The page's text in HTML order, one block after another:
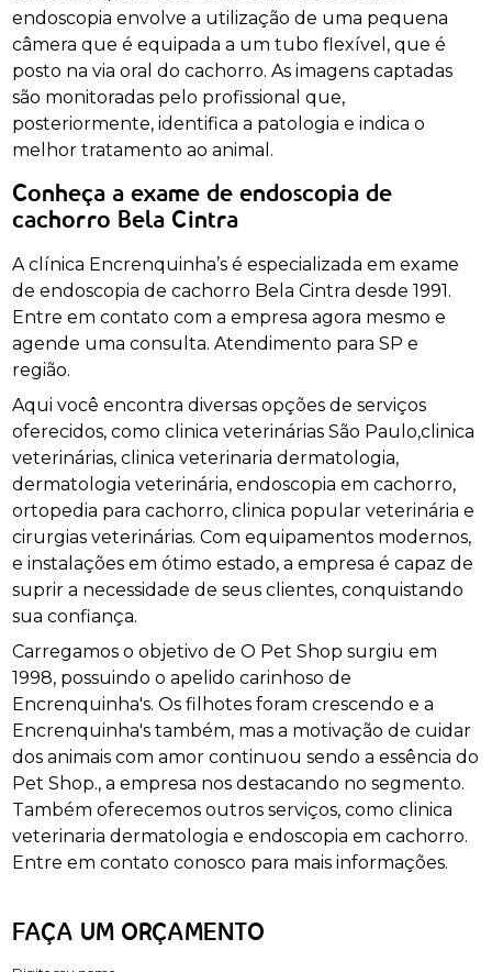
endoscopia envolve a utilização de uma pequena
câmera que é equipada a um tubo flexível, que é
posto na via oral do cachorro. As imagens captadas
são monitoradas pelo profissional que,
posteriormente, identifica a patologia e indica o
melhor tratamento ao animal.
Conheça a exame de endoscopia de
cachorro Bela Cintra
A clínica Encrenquinha’s é especializada em exame
de endoscopia de cachorro Bela Cintra desde 1991.
Entre em contato com a empresa agora mesmo e
agende uma consulta. Atendimento para SP e
região.
Aqui você encontra diversas opções de serviços
oferecidos, como clinica veterinárias São Paulo,clinica
veterinárias, clinica veterinaria dermatologia,
dermatologia veterinária, endoscopia em cachorro,
ortopedia para cachorro, clinica popular veterinária e
cirurgias veterinárias. Com equipamentos modernos,
e instalações em ótimo estado, a empresa é capaz de
suprir a necessidade de seus clientes, conquistando
sua confiança.
Carregamos o objetivo de O Pet Shop surgiu em
1998, possuindo o apelido carinhoso de
Encrenquinha's. Os filhotes foram crescendo e a
Encrenquinha's também, mas a motivação de cuidar
dos animais com amor continuou sendo a essência do
Pet Shop., a empresa nos destacando no segmento.
Também oferecemos outros serviços, como clinica
veterinaria dermatologia e endoscopia em cachorro.
Entre em contato conosco para mais informações.
FAÇA UM ORÇAMENTO